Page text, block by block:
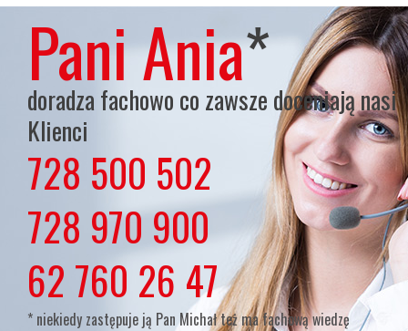
Pani Ania*
doradza fachowo co zawsze doceniają nasi
Klienci
728 500 502
lub
728 970 900
lub
62 760 26 47
* niekiedy zastępuje ją Pan Michał też ma fachową wiedzę